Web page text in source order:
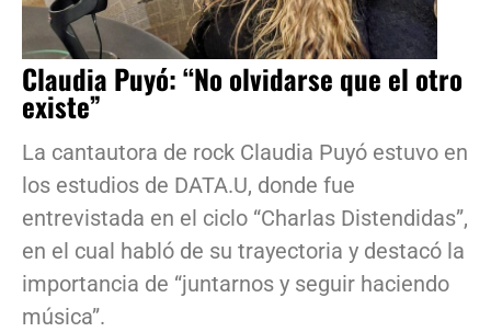
Claudia Puyó: “No olvidarse que el otro
existe”
La cantautora de rock Claudia Puyó estuvo en
los estudios de DATA.U, donde fue
entrevistada en el ciclo “Charlas Distendidas”,
en el cual habló de su trayectoria y destacó la
importancia de “juntarnos y seguir haciendo
música”.